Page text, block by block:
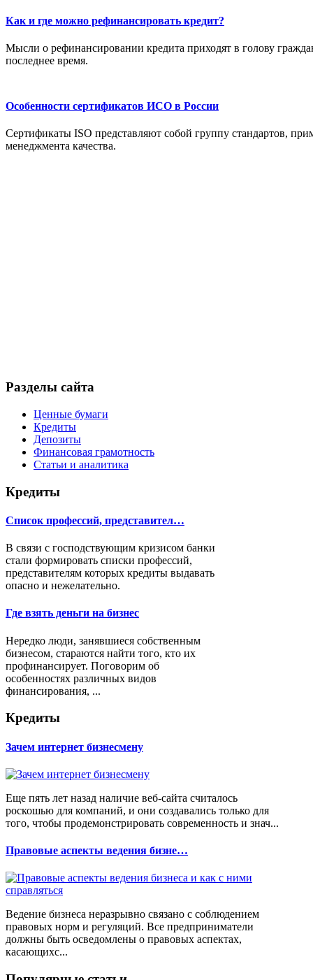
Как и где можно рефинансировать кредит?
Мысли о рефинансировании кредита приходят в голову
последнее время.
Особенности сертификатов ИСО в России
Сертификаты ISO представляют собой группу стандартов,
менеджмента качества.
Разделы сайта
Ценные бумаги
Кредиты
Депозиты
Финансовая грамотность
Статьи и аналитика
Кредиты
Список профессий, представител…
В связи с господствующим кризисом банки
стали формировать списки профессий,
представителям которых кредиты выдавать
опасно и нежелательно.
Где взять деньги на бизнес
Нередко люди, занявшиеся собственным
бизнесом, стараются найти того, кто их
профинансирует. Поговорим об
особенностях различных видов
финансирования, ...
Кредиты
Зачем интернет бизнесмену
Еще пять лет назад наличие веб-сайта считалось
роскошью для компаний, и они создавались только для
того, чтобы продемонстрировать современность и знач...
Правовые аспекты ведения бизне…
Ведение бизнеса неразрывно связано с соблюдением
правовых норм и регуляций. Все предприниматели
должны быть осведомлены о правовых аспектах,
касающихс...